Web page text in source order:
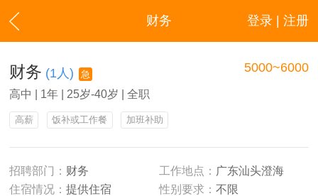
登录 | 注册
财务
财务 (1人) 急 5000~6000
高中 | 1年 | 25岁-40岁 | 全职
高薪 饭补或工作餐 加班补助
招聘部门： 财务 工作地点： 广东汕头澄海
住宿情况： 提供住宿 性别要求： 不限